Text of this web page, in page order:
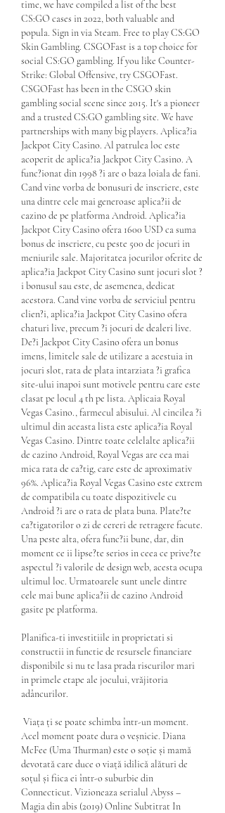
time, we have compiled a list of the best
CS:GO cases in 2022, both valuable and
popula. Sign in via Steam. Free to play CS:GO
Skin Gambling. CSGOFast is a top choice for
social CS:GO gambling. If you like Counter-
Strike: Global Offensive, try CSGOFast.
CSGOFast has been in the CSGO skin
gambling social scene since 2015. It's a pioneer
and a trusted CS:GO gambling site. We have
partnerships with many big players. Aplica?ia
Jackpot City Casino. Al patrulea loc este
acoperit de aplica?ia Jackpot City Casino. A
func?ionat din 1998 ?i are o baza loiala de fani.
Cand vine vorba de bonusuri de inscriere, este
una dintre cele mai generoase aplica?ii de
cazino de pe platforma Android. Aplica?ia
Jackpot City Casino ofera 1600 USD ca suma
bonus de inscriere, cu peste 500 de jocuri in
meniurile sale. Majoritatea jocurilor oferite de
aplica?ia Jackpot City Casino sunt jocuri slot ?
i bonusul sau este, de asemenea, dedicat
acestora. Cand vine vorba de serviciul pentru
clien?i, aplica?ia Jackpot City Casino ofera
chaturi live, precum ?i jocuri de dealeri live.
De?i Jackpot City Casino ofera un bonus
imens, limitele sale de utilizare a acestuia in
jocuri slot, rata de plata intarziata ?i grafica
site-ului inapoi sunt motivele pentru care este
clasat pe locul 4 th pe lista. Aplicaia Royal
Vegas Casino., farmecul abisului. Al cincilea ?i
ultimul din aceasta lista este aplica?ia Royal
Vegas Casino. Dintre toate celelalte aplica?ii
de cazino Android, Royal Vegas are cea mai
mica rata de ca?tig, care este de aproximativ
96%. Aplica?ia Royal Vegas Casino este extrem
de compatibila cu toate dispozitivele cu
Android ?i are o rata de plata buna. Plate?te
ca?tigatorilor o zi de cereri de retragere facute.
Una peste alta, ofera func?ii bune, dar, din
moment ce ii lipse?te serios in ceea ce prive?te
aspectul ?i valorile de design web, acesta ocupa
ultimul loc. Urmatoarele sunt unele dintre
cele mai bune aplica?ii de cazino Android
gasite pe platforma.
Planifica-ti investitiile in proprietati si
constructii in functie de resursele financiare
disponibile si nu te lasa prada riscurilor mari
in primele etape ale jocului, vrăjitoria
adâncurilor.
Acel moment poate dura o veșnicie. Diana
McFee (Uma Thurman) este o soție și mamă
devotată care duce o viață idilică alături de
soțul și fiica ei într-o suburbie din
Connecticut. Vizioneaza serialul Abyss –
Magia din abis (2019) Online Subtitrat In